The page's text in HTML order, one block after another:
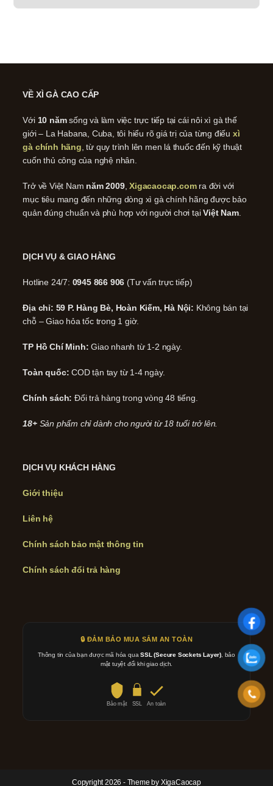
VỀ XÌ GÀ CAO CẤP
Với 10 nămsống và làm việc trực tiếp tại cái nôi xì gà thế
giới – La Habana, Cuba, tôi hiểu rõ giá trị của từng điếu xì
gà chính hãng, từ quy trình lên men lá thuốc đến kỹ thuật
cuốn thủ công của nghệ nhân.
Trở về Việt Nam năm 2009,Xigacaocap.comra đời với
mục tiêu mang đến những dòng xì gà chính hãng được bảo
quản đúng chuẩn và phù hợp với người chơi tạiViệt Nam.
DỊCH VỤ & GIAO HÀNG
Hotline 24/7: 0945 866 906 (Tư vấn trực tiếp)
Địa chỉ: 59 P. Hàng Bè, Hoàn Kiếm, Hà Nội: Không bán tại
chỗ – Giao hỏa tốc trong 1 giờ.
TP Hồ Chí Minh: Giao nhanh từ 1-2 ngày.
Toàn quốc: COD tận tay từ 1-4 ngày.
Chính sách: Đổi trả hàng trong vòng 48 tiếng.
18+ Sản phẩm chỉ dành cho người từ 18 tuổi trở lên.
DỊCH VỤ KHÁCH HÀNG
Giới thiệu
Liên hệ
Chính sách bảo mật thông tin
Chính sách đổi trả hàng
🔒 ĐẢM BẢO MUA SẮM AN TOÀN
Thông tin của bạn được mã hóa quaSSL (Secure Sockets Layer), bảo
mật tuyệt đối khi giao dịch.
Bảo mật SSL An toàn
Copyright 2026 - Theme by XigaCaocap